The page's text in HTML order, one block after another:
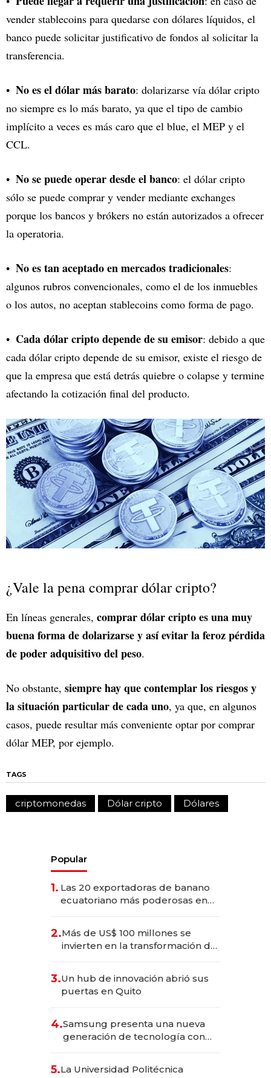
vender stablecoins para quedarse con dólares líquidos, el
banco puede solicitar justificativo de fondos al solicitar la
transferencia.
No es el dólar más barato: dolarizarse vía dólar cripto
no siempre es lo más barato, ya que el tipo de cambio
implícito a veces es más caro que el blue, el MEP y el
CCL.
No se puede operar desde el banco: el dólar cripto
sólo se puede comprar y vender mediante exchanges
porque los bancos y brókers no están autorizados a ofrecer
la operatoria.
No es tan aceptado en mercados tradicionales:
algunos rubros convencionales, como el de los inmuebles
o los autos, no aceptan stablecoins como forma de pago.
Cada dólar cripto depende de su emisor: debido a que
cada dólar cripto depende de su emisor, existe el riesgo de
que la empresa que está detrás quiebre o colapse y termine
afectando la cotización final del producto.
¿Vale la pena comprar dólar cripto?
En líneas generales, comprar dólar cripto es una muy
buena forma de dolarizarse y así evitar la feroz pérdida
de poder adquisitivo del peso.
No obstante, siempre hay que contemplar los riesgos y
la situación particular de cada uno, ya que, en algunos
casos, puede resultar más conveniente optar por comprar
dólar MEP, por ejemplo.
TAGS
criptomonedas Dólar cripto Dólares
Popular
1. Las 20 exportadoras de banano
ecuatoriano más poderosas en
2.Más de US$ 100 millones se
invierten en la transformación de
3.Un hub de innovación abrió sus
puertas en Quito
4.Samsung presenta una nueva
generación de tecnología con
5.La Universidad Politécnica